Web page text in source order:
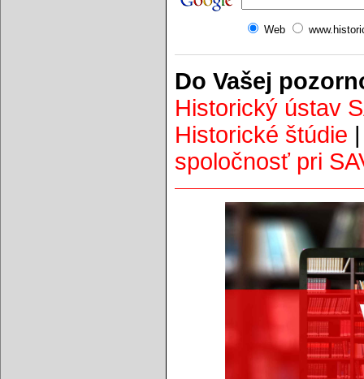
Web
Do Vašej
Historický ústav
Historické štúdie
spoločnosť pri